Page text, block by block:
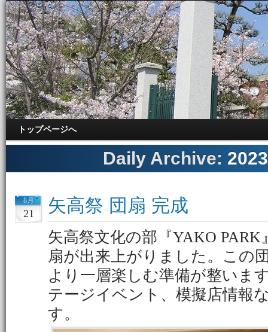
トップページへ
Daily Archive:
8月
21 矢高祭 団扇 完成
矢高祭文化の部『YAKO
扇が出来上がりました。この
より一層楽しむ準備が整いま
テージイベント、模擬店情報
す。